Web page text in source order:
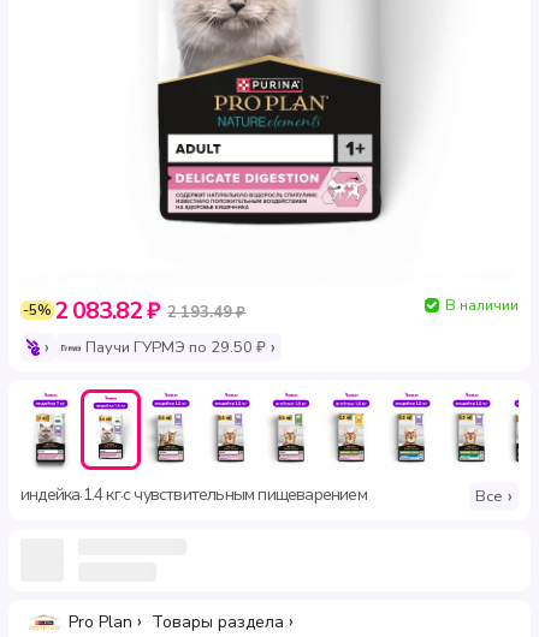
-5% 2 083.82 ₽ 2 193.49 ₽
В наличии
Паучи ГУРМЭ по 29.50 ₽
индейка·1.4 кг·с чувствительным пищеварением Все
Pro Plan Товары раздела